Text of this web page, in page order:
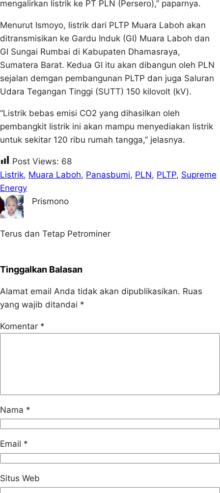
mengalirkan listrik ke PT PLN (Persero),” paparnya.
Menurut Ismoyo, listrik dari PLTP Muara Laboh akan
ditransmisikan ke Gardu Induk (GI) Muara Laboh dan
GI Sungai Rumbai di Kabupaten Dhamasraya,
Sumatera Barat. Kedua GI itu akan dibangun oleh PLN
sejalan demgan pembangunan PLTP dan juga Saluran
Udara Tegangan Tinggi (SUTT) 150 kilovolt (kV).
“Listrik bebas emisi CO2 yang dihasilkan oleh
pembangkit listrik ini akan mampu menyediakan listrik
untuk sekitar 120 ribu rumah tangga,” jelasnya.
Post Views: 68
Listrik, Muara Laboh, Panasbumi, PLN, PLTP, Supreme
Energy
Prismono
Terus dan Tetap Petrominer
Tinggalkan Balasan
Alamat email Anda tidak akan dipublikasikan. Ruas
yang wajib ditandai *
Komentar *
Nama *
Email *
Situs Web